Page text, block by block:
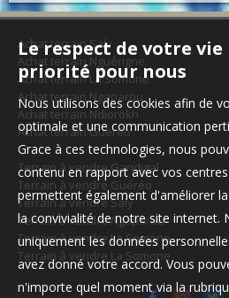
Achat terrain Saly
Achat terrain Nguérigne
Achat terrain La Somone
Achat terrain Ngaparou
Achat terrain Ndiorokh
Achat terrain Guéréo
Terrain à vendre Gandigal
Terrain à vendre Guéréo
Terrain à vendre Saly
Terrain à vendre Ngaparou
Terrain à vendre La Somone
Terrain à vendre La Somone
Le respect de votre
priorité pour nous
Nous utilisons des cookies afin de
optimale et une communication
Grace à ces technologies, nous
contenu en rapport avec vos
permettent également d'améliorer
la convivialité de notre site internet.
uniquement les données
avez donné votre accord. Vous
n'importe quel moment via la